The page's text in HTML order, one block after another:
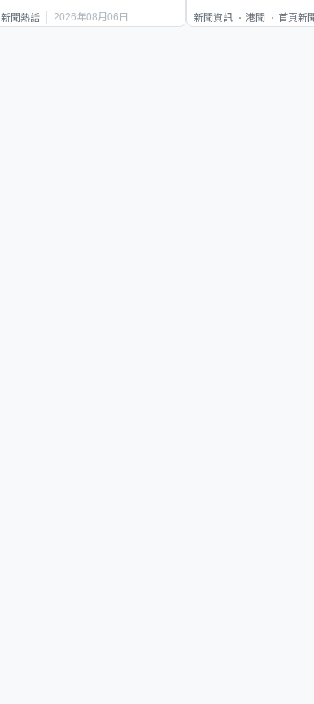
新聞熱話 2026年08月06日 新聞資訊 港聞 首頁新